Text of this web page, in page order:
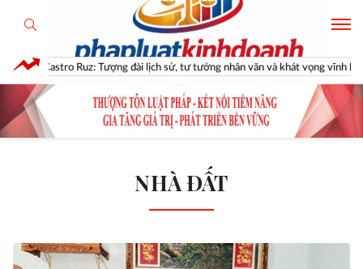
Fidel Castro Ruz: Tượng đài lịch sử, tư tưởng nhân văn và khát vọng vĩnh hằng
NHÀ ĐẤT